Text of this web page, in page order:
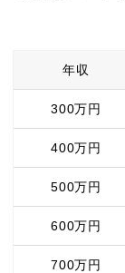
年収
300万円
400万円
500万円
600万円
700万円